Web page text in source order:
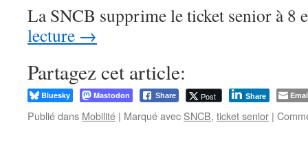
pouvoir
La SNCB supprime le ticket senior à 8
lecture →
Partagez cet article:
Bluesky Mastodon Share Post Share
Publié dans Mobilité | Marqué avec SNCB, ticket senior |